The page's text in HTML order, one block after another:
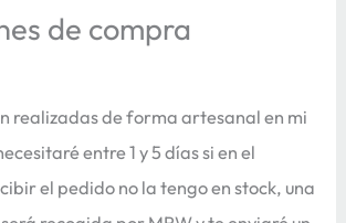
de compra
realizadas de forma artesanal en mi
entre 1 y 5 días si en el
el pedido no la tengo en stock, una